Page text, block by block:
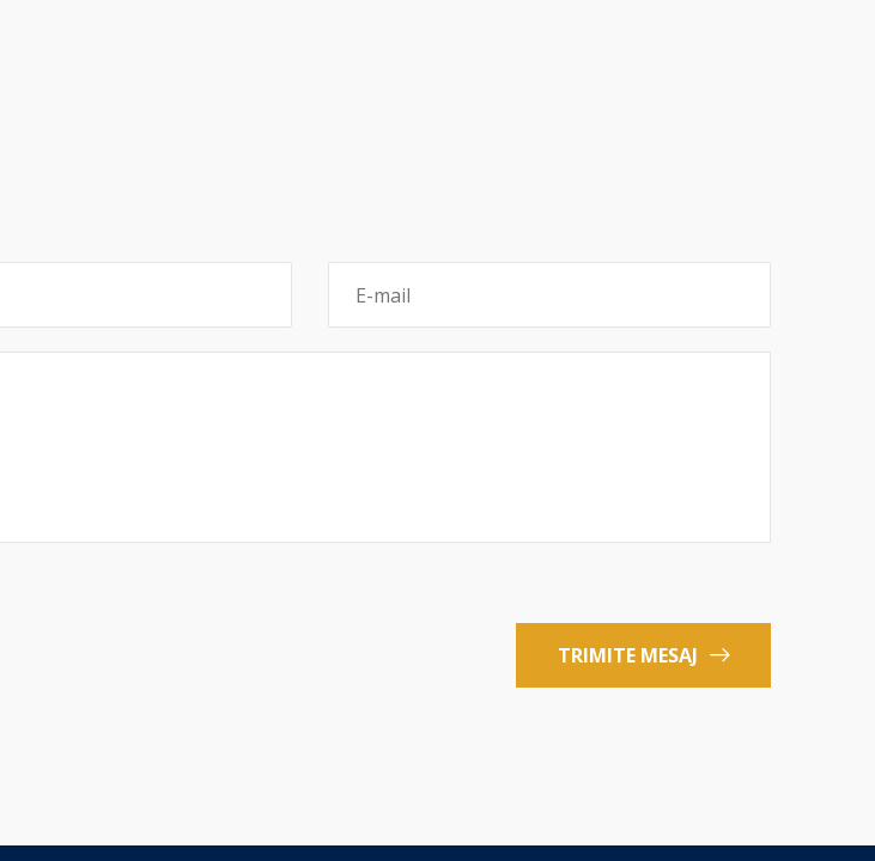
TRIMITE MESAJ